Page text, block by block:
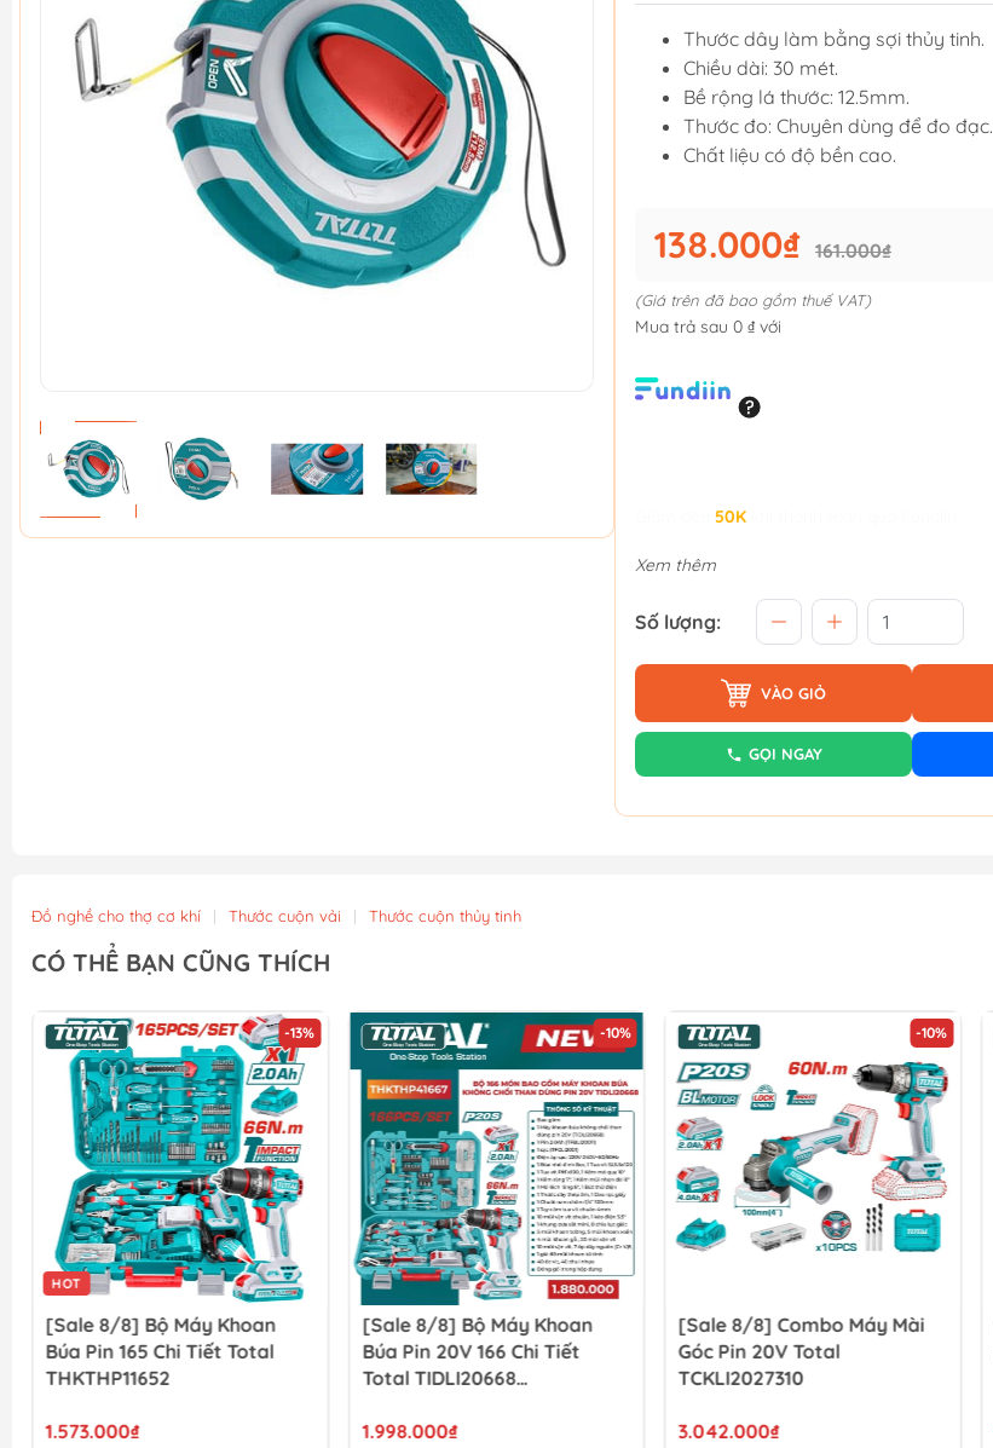
Thước dây làm bằng sợi thủy tinh.
Chiều dài: 30 mét.
Bề rộng lá thước: 12.5mm.
Thước đo: Chuyên dùng để đo đạc.
Chất liệu có độ bền cao.
138.000₫ 161.000₫
(Giá trên đã bao gồm thuế VAT)
Mua trả sau 0 ₫ với
50K
Xem thêm
Số lượng:
VÀO GIỎ
GỌI NGAY
Đồ nghề cho thợ cơ khí | Thước cuộn vải | Thước cuộn thủy tinh
CÓ THỂ BẠN CŨNG THÍCH
-13%
HOT
[Sale 8/8] Bộ Máy Khoan
Búa Pin 165 Chi Tiết Total
THKTHP11652
1.573.000₫
-10%
[Sale 8/8] Bộ Máy Khoan
Búa Pin 20V 166 Chi Tiết
Total TIDLI20668
1.998.000₫
-10%
[Sale 8/8] Combo Máy Mài
Góc Pin 20V Total
TCKLI2027310
3.042.000₫